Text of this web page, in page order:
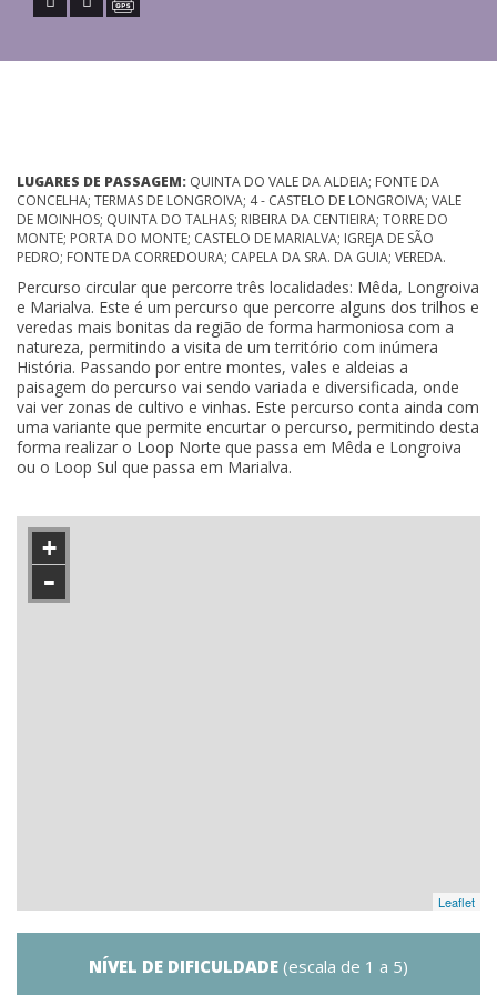
LUGARES DE PASSAGEM: QUINTA DO VALE DA ALDEIA; FONTE DA
CONCELHA; TERMAS DE LONGROIVA; 4 - CASTELO DE LONGROIVA; VALE
DE MOINHOS; QUINTA DO TALHAS; RIBEIRA DA CENTIEIRA; TORRE DO
MONTE; PORTA DO MONTE; CASTELO DE MARIALVA; IGREJA DE SÃO
PEDRO; FONTE DA CORREDOURA; CAPELA DA SRA. DA GUIA; VEREDA.
Percurso circular que percorre três localidades: Mêda, Longroiva
e Marialva. Este é um percurso que percorre alguns dos trilhos e
veredas mais bonitas da região de forma harmoniosa com a
natureza, permitindo a visita de um território com inúmera
História. Passando por entre montes, vales e aldeias a
paisagem do percurso vai sendo variada e diversificada, onde
vai ver zonas de cultivo e vinhas. Este percurso conta ainda com
uma variante que permite encurtar o percurso, permitindo desta
forma realizar o Loop Norte que passa em Mêda e Longroiva
ou o Loop Sul que passa em Marialva.
+
-
Leaflet
NÍVEL DE DIFICULDADE (escala de 1 a 5)